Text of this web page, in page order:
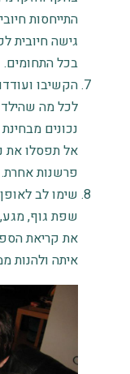
התייחסות
גישה חיובית
בכל התחומים.
הקשיבו
לכל מה שהילד
נכונים
אל תפסלו את
פרשנות אחרת.
שימו לב
שפת גוף,
את קריאת
איתה ולהנות